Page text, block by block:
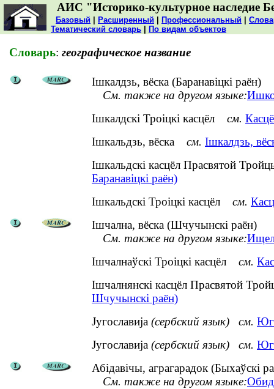
АИС "Историко-культурное наследие
Базовый Расширенный Профессиональный
Тематический словарь
По видам объектов
Словарь: географическое название
Ішкалдзь, вёска (Баранавіцкі раён)
См. также на другом языке:
Ішкалдскі Троіцкі касцёл см.
Ішкальдзь, вёска см. Ішкалдзь,
Ішкальдскі касцёл Прасвятой
Баранавіцкі раён)
Ішкальдскі Троіцкі касцёл см.
Ішчална, вёска (Шчучынскі раён)
См. также на другом языке:
Ішчалнаўскі Троіцкі касцёл см.
Ішчалнянскі касцёл Прасвятой
Шчучынскі раён)
Југославија (сербский язык) см.
Југославија (сербский язык) см.
Абідавічы, аграгарадок (Быхаўскі
См. также на другом языке: